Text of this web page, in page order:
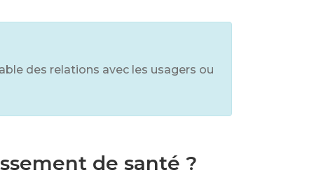
des relations avec les usagers ou
de santé ?